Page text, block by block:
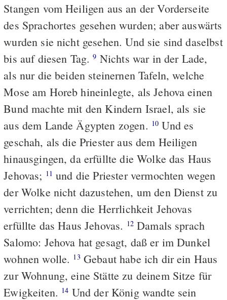
Stangen vom Heiligen aus an der Vorderseite
des Sprachortes gesehen wurden; aber auswärts
wurden sie nicht gesehen. Und sie sind daselbst
bis auf diesen Tag.9 Nichts war in der Lade,
als nur die beiden steinernen Tafeln, welche
Mose am Horeb hineinlegte, als Jehova einen
Bund machte mit den Kindern Israel, als sie
aus dem Lande Ägypten zogen. 10 Und es
geschah, als die Priester aus dem Heiligen
hinausgingen, da erfüllte die Wolke das Haus
Jehovas; 11 und die Priester vermochten wegen
der Wolke nicht dazustehen, um den Dienst zu
verrichten; denn die Herrlichkeit Jehovas
erfüllte das Haus Jehovas. 12Damals sprach
Salomo: Jehova hat gesagt, daß er im Dunkel
wohnen wolle. 13 Gebaut habe ich dir ein Haus
zur Wohnung, eine Stätte zu deinem Sitze für
Ewigkeiten. 14 Und der König wandte sein